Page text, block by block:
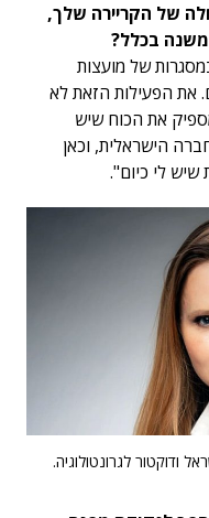
של הקריירה שלך,
בכלל?
של מועצות
את הפעילות הזאת לא
את הכוח שיש
הישראלית, וכאן
לי כיום".
ודוקטור לגרונטולוגיה.